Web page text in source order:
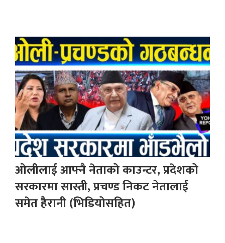
ओलीलाई आफ्नै नेताको काउन्टर, प्रदेशको
सरकारमा सास्ती, प्रचण्ड निकट नेतालाई
समेत हैरानी (भिडियोसहित)